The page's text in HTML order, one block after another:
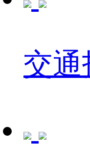
交通